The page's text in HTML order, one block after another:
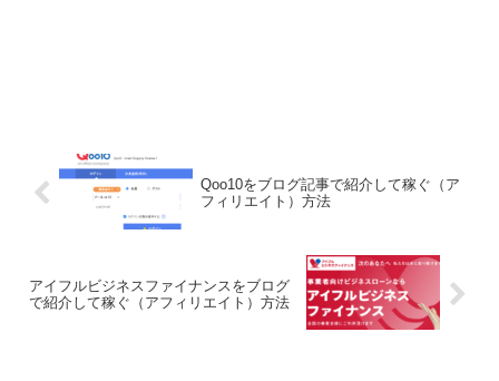
Qoo10をブログ記事で紹介して稼ぐ（ア
フィリエイト）方法
アイフルビジネスファイナンスをブログ
で紹介して稼ぐ（アフィリエイト）方法